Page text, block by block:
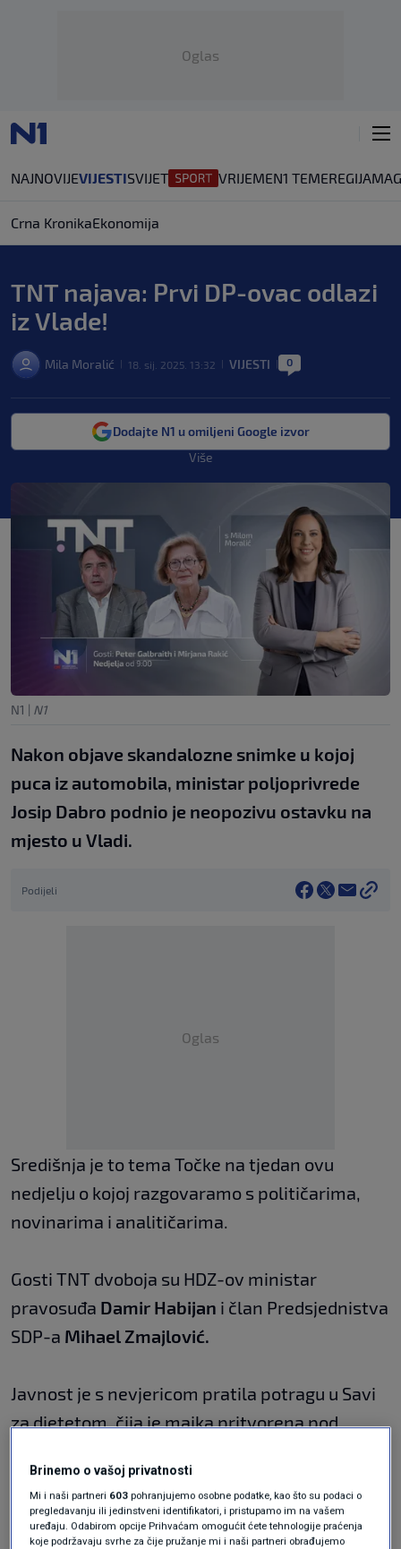
Oglas
NAJNOVIJEVIJESTISVIJET VRIJEMEN1 TEMEREGIJA
Crna KronikaEkonomija
TNT najava: Prvi DP-ovac odlazi
iz Vlade!
Mila Moralić 18. sij. 2025. 13:32 VIJESTI 0
Dodajte N1 u omiljeni Google izvor
Više
N1 | N1
Nakon objave skandalozne snimke u kojoj
puca iz automobila, ministar poljoprivrede
Josip Dabro podnio je neopozivu ostavku na
mjesto u Vladi.
Podijeli
Oglas
Središnja je to tema Točke na tjedan ovu
nedjelju o kojoj razgovaramo s političarima,
novinarima i analitičarima.
Gosti TNT dvoboja su HDZ-ov ministar
pravosuđa Damir Habijan i član Predsjednistva
SDP-a Mihael Zmajlović.
Javnost je s nevjericom pratila potragu u Savi
za djetetom, čija je majka pritvorena pod
još jednom otvaramo pitanje podrške
roditeljima i obiteljima djece s teškoćama,
gošća nam jeSuzana Rešetariz udruge Sjena.
Brinemo o vašoj privatnosti
Mi i naši partneri 603 pohranjujemo osobne podatke, kao što su podaci o
pregledavanju ili jedinstveni identifikatori, i pristupamo im na vašem
uređaju. Odabirom opcije Prihvaćam omogućit ćete tehnologije praćenja
koje podržavaju svrhe za čije pružanje mi i naši partneri obrađujemo